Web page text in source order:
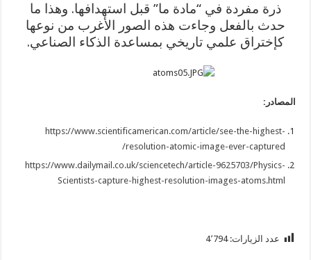
ذرة مفردة في “مادة ما” قبل استهدافها. وهذا ما
حدث بالفعل وجاءت هذه الصور الأغرب من نوعها
كإختراق علمي تاريخي بمساعدة الذكاء الصناعي.
المصادر:
https://www.scientificamerican.com/article/see-the-highest-
resolution-atomic-image-ever-captured/
https://www.dailymail.co.uk/sciencetech/article-9625703/Physics-
Scientists-capture-highest-resolution-images-atoms.html
عدد الزيارات: 4٬794